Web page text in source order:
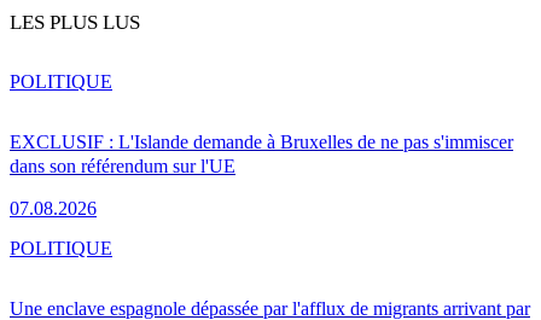
LES PLUS LUS
EXCLUSIF : L'Islande demande à Bruxelles de ne pas s'immiscer
dans son référendum sur l'UE
07.08.2026
POLITIQUE
Une enclave espagnole dépassée par l'afflux de migrants arrivant par
POLITIQUE